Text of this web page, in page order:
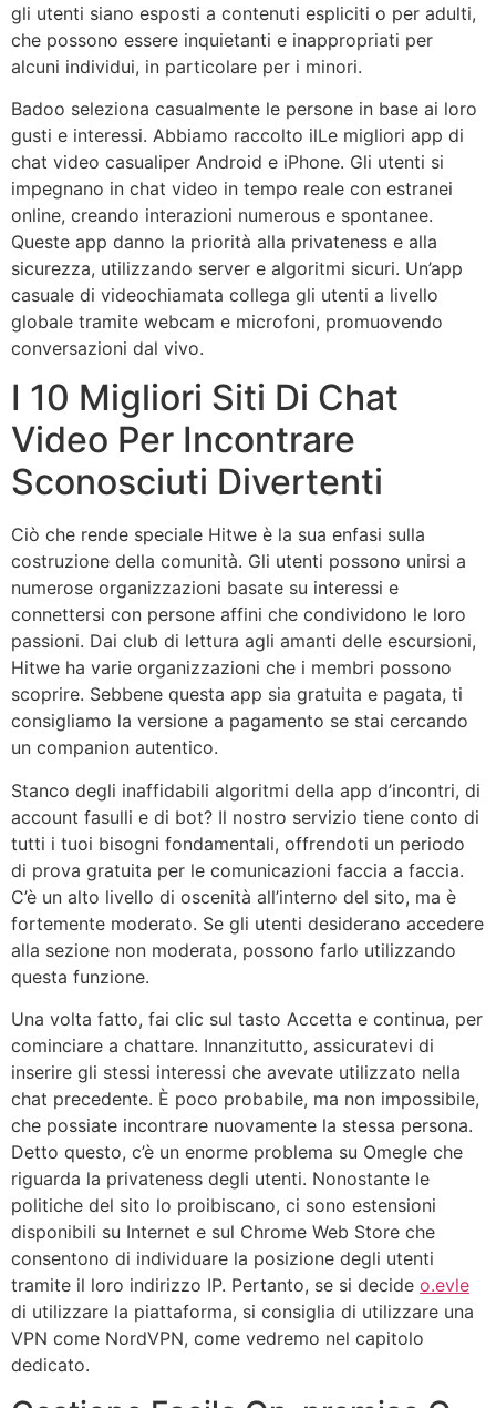
gli utenti siano esposti a contenuti espliciti o per adulti,
che possono essere inquietanti e inappropriati per
alcuni individui, in particolare per i minori.
Badoo seleziona casualmente le persone in base ai loro
gusti e interessi. Abbiamo raccolto ilLe migliori app di
chat video casualiper Android e iPhone. Gli utenti si
impegnano in chat video in tempo reale con estranei
online, creando interazioni numerous e spontanee.
Queste app danno la priorità alla privateness e alla
sicurezza, utilizzando server e algoritmi sicuri. Un’app
casuale di videochiamata collega gli utenti a livello
globale tramite webcam e microfoni, promuovendo
conversazioni dal vivo.
I 10 Migliori Siti Di Chat
Video Per Incontrare
Sconosciuti Divertenti
Ciò che rende speciale Hitwe è la sua enfasi sulla
costruzione della comunità. Gli utenti possono unirsi a
numerose organizzazioni basate su interessi e
connettersi con persone affini che condividono le loro
passioni. Dai club di lettura agli amanti delle escursioni,
Hitwe ha varie organizzazioni che i membri possono
scoprire. Sebbene questa app sia gratuita e pagata, ti
consigliamo la versione a pagamento se stai cercando
un companion autentico.
Stanco degli inaffidabili algoritmi della app d’incontri, di
account fasulli e di bot? Il nostro servizio tiene conto di
tutti i tuoi bisogni fondamentali, offrendoti un periodo
di prova gratuita per le comunicazioni faccia a faccia.
C’è un alto livello di oscenità all’interno del sito, ma è
fortemente moderato. Se gli utenti desiderano accedere
alla sezione non moderata, possono farlo utilizzando
questa funzione.
Una volta fatto, fai clic sul tasto Accetta e continua, per
cominciare a chattare. Innanzitutto, assicuratevi di
inserire gli stessi interessi che avevate utilizzato nella
chat precedente. È poco probabile, ma non impossibile,
che possiate incontrare nuovamente la stessa persona.
Detto questo, c’è un enorme problema su Omegle che
riguarda la privateness degli utenti. Nonostante le
politiche del sito lo proibiscano, ci sono estensioni
disponibili su Internet e sul Chrome Web Store che
consentono di individuare la posizione degli utenti
tramite il loro indirizzo IP. Pertanto, se si decide o.evle
di utilizzare la piattaforma, si consiglia di utilizzare una
VPN come NordVPN, come vedremo nel capitolo
dedicato.